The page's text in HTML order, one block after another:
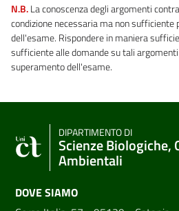
N.B.La conoscenza degli argomenti
condizione necessaria ma non sufficiente
dell'esame. Rispondere in maniera
sufficiente alle domande su tali
superamento dell'esame.
DIPARTIMENTO DI
Scienze Biologiche,
Ambientali
DOVE SIAMO